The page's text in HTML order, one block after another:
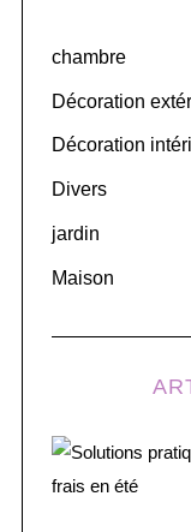
f
o
:
chambre
Décoration
Décoration
Divers
jardin
Maison